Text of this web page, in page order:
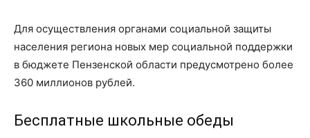
Для осуществления органами социальной защиты
населения региона новых мер социальной поддержки
в бюджете Пензенской области предусмотрено более
360 миллионов рублей.
Бесплатные школьные обеды